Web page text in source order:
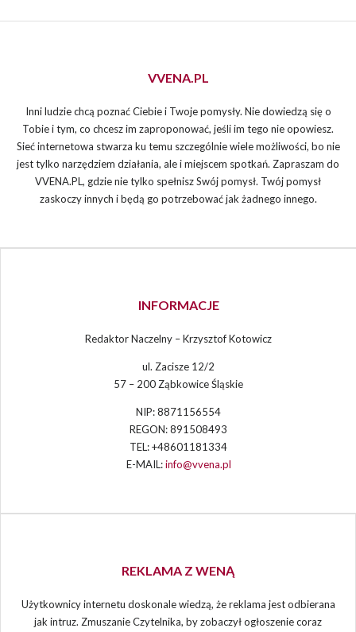
VVENA.PL
Inni ludzie chcą poznać Ciebie i Twoje pomysły. Nie dowiedzą się o
Tobie i tym, co chcesz im zaproponować, jeśli im tego nie opowiesz.
Sieć internetowa stwarza ku temu szczególnie wiele możliwości, bo nie
jest tylko narzędziem działania, ale i miejscem spotkań. Zapraszam do
VVENA.PL, gdzie nie tylko spełnisz Swój pomysł. Twój pomysł
zaskoczy innych i będą go potrzebować jak żadnego innego.
INFORMACJE
Redaktor Naczelny – Krzysztof Kotowicz
ul. Zacisze 12/2
57 – 200 Ząbkowice Śląskie
NIP: 8871156554
REGON: 891508493
TEL: +48601181334
E-MAIL:info@vvena.pl
REKLAMA Z WENĄ
Użytkownicy internetu doskonale wiedzą, że reklama jest odbierana
jak intruz. Zmuszanie Czytelnika, by zobaczył ogłoszenie coraz